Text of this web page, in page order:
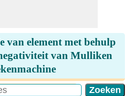
van element met behulp
van Mulliken